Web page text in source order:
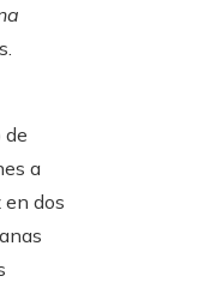
de
a
en dos